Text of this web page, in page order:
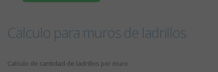
Calculo para muros de ladrillos
Calculo de cantidad de ladrillos por muro